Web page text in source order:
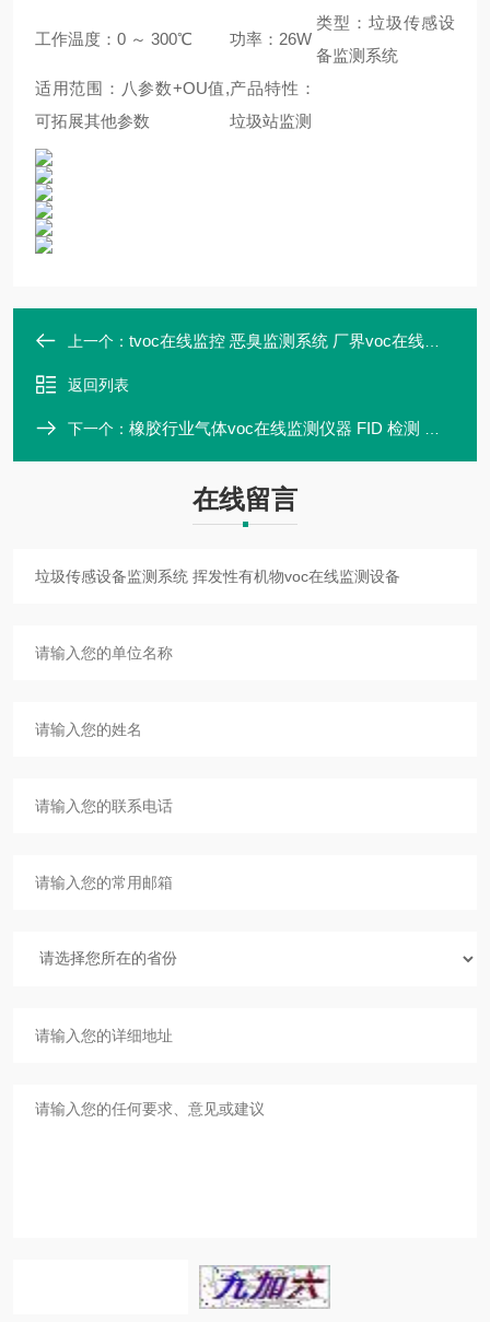
工作温度：0 ～ 300℃ 功率：26W
类型：垃圾传感设
备监测系统
适用范围：八参数+OU值,
可拓展其他参数
产品特性：
垃圾站监测
上一个： tvoc在线监控 恶臭监测系统 厂界voc在线监测设备 环境检测系统
返回列表
下一个： 橡胶行业气体voc在线监测仪器 FID 检测 麦越M-3000S
在线留言